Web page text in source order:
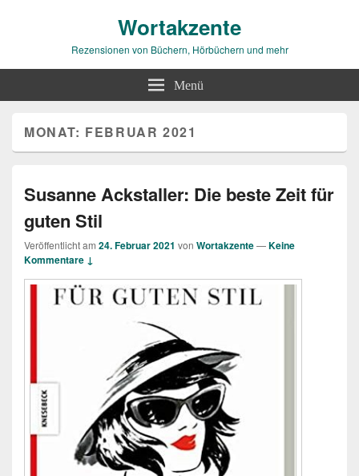
Wortakzente
Rezensionen von Büchern, Hörbüchern und mehr
Menü
MONAT: FEBRUAR 2021
Susanne Ackstaller: Die beste Zeit für
guten Stil
Veröffentlicht am 24. Februar 2021 von Wortakzente—Keine
Kommentare ↓